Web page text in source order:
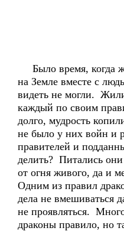
Было время, когда
на Земле вместе с
видеть не могли.
каждый по своим
долго, мудрость
не было у них войн и
правителей и
делить? Питались
от огня живого, да и
Одним из правил
дела не вмешиваться
не проявляться.
драконы правило, но